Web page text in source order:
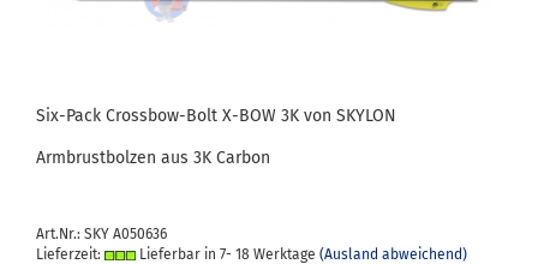
Six-​Pack Crossbow-​​Bolt X-BOW 3K von SKY­LON
Arm­brust­bol­zen aus 3K Car­bon
Art.Nr.: SKY A050636
Lieferzeit:
Lieferbar in 7- 18 Werktage (Ausland abweichend)